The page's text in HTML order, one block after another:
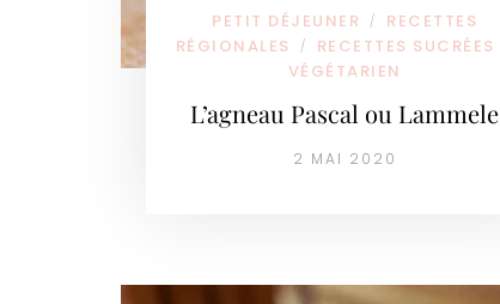
PETIT DÉJEUNER /
RECETTES
RÉGIONALES
/ RECETTES SUCRÉES
VÉGÉTARIEN
L’agneau Pascal ou Lammele
2 MAI 2020